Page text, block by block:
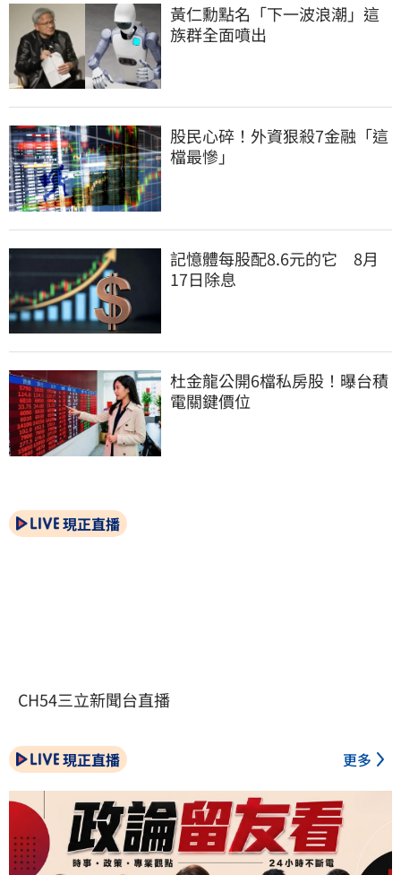
黃仁勳點名「下一波浪潮」這
族群全面噴出
股民心碎！外資狠殺7金融「這
檔最慘」
記憶體每股配8.6元的它　8月
17日除息
杜金龍公開6檔私房股！曝台積
電關鍵價位
現正直播
CH54三立新聞台直播
現正直播 更多